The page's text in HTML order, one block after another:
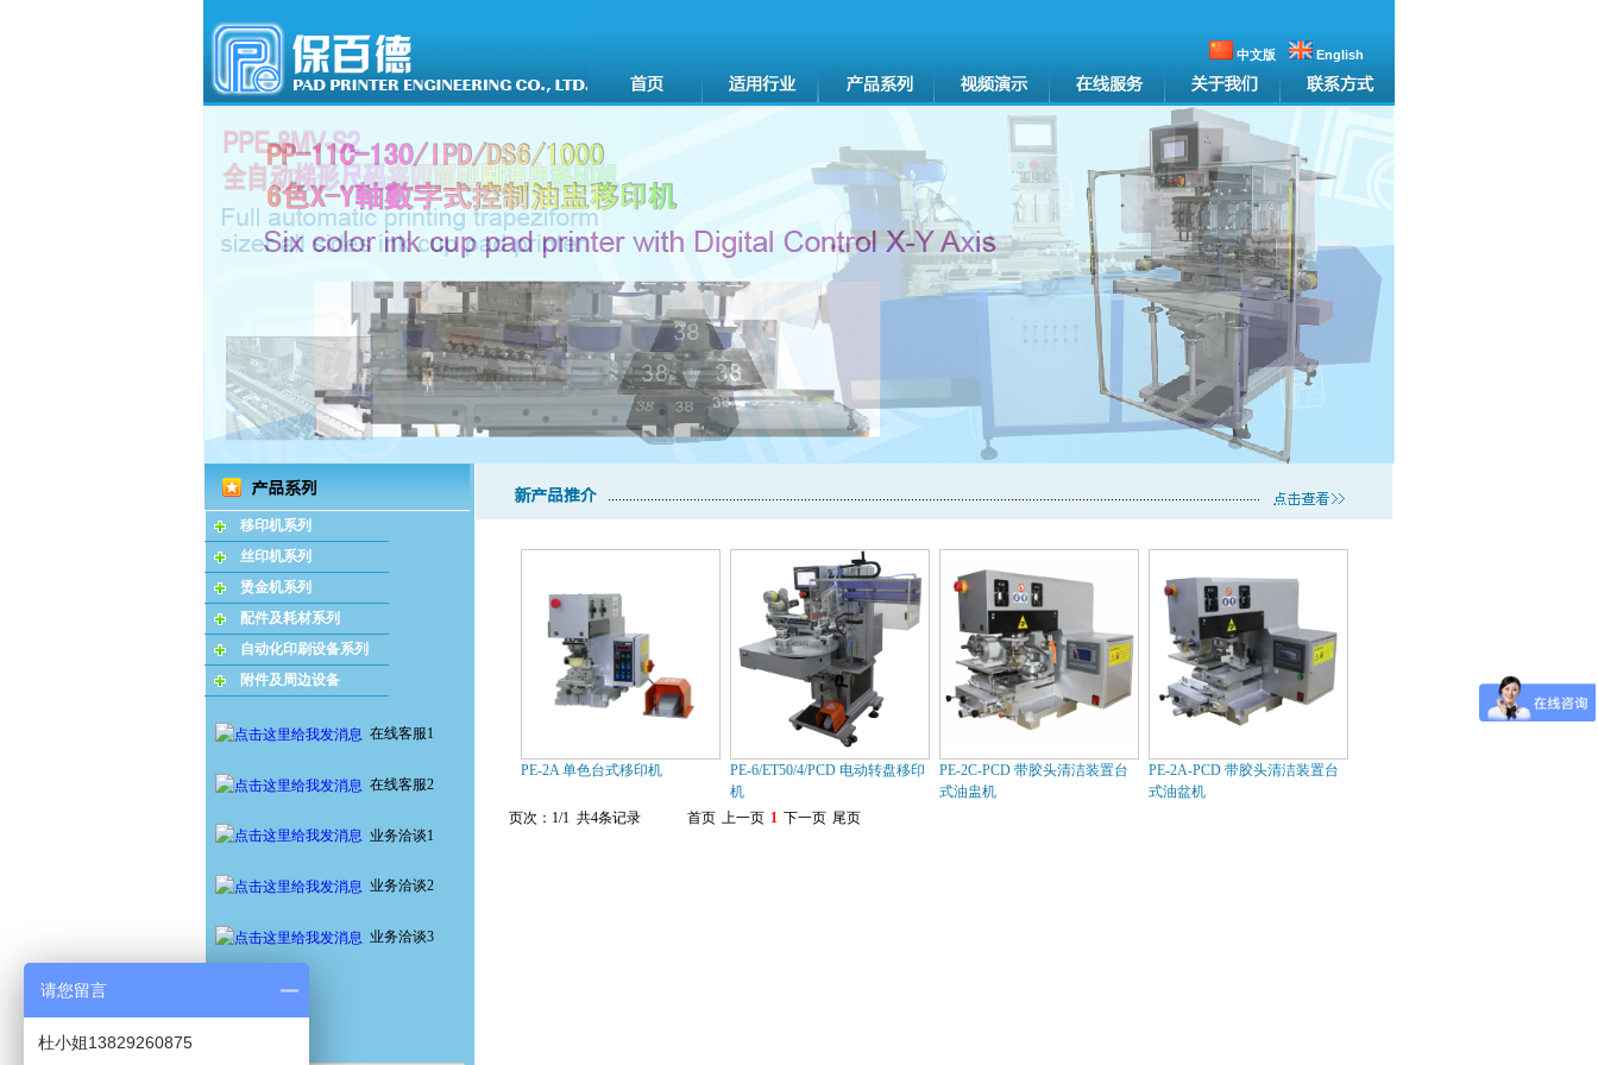
中文版 English
移印机系列
丝印机系列
烫金机系列
配件及耗材系列
自动化印刷设备系列
附件及周边设备
在线客服1
在线客服2
业务洽谈1
业务洽谈2
业务洽谈3
PE-2A 单色台式移印机
PE-6/ET50/4/PCD 电动转盘移印
机
PE-2C-PCD 带胶头清洁装置台
式油盅机
PE-2A-PCD 带胶头清洁装置台
式油盆机
页次：1/1 共4条记录
首页 上一页 1 下一页 尾页
请您留言
杜小姐13829260875